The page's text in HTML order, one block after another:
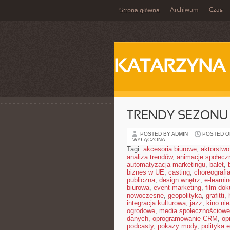
Strona główna Archiwum Czas
KATARZYNA
TRENDY SEZONU
POSTED BY ADMIN POSTED
WYŁĄCZONA
Tagi: akcesoria biurowe, aktorstwo
analiza trendów, animacje
automatyzacja marketingu, balet,
biznes w UE, casting, choreografia
publiczna, design wnętrz, e-
biurowa, event marketing, film
nowoczesne, geopolityka, grafitti,
integracja kulturowa, jazz, kino
ogrodowe, media
danych, oprogramowanie CRM ,
podcasty, pokazy mody, polityka